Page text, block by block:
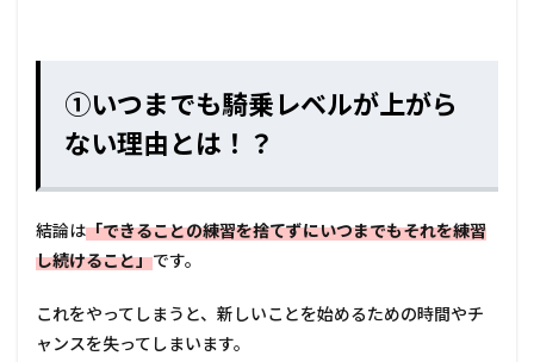
①いつまでも騎乗レベルが上がら
ない理由とは！？
結論は「できることの練習を捨てずにいつまでもそれを練習
し続けること」です。
これをやってしまうと、新しいことを始めるための時間やチ
ャンスを失ってしまいます。